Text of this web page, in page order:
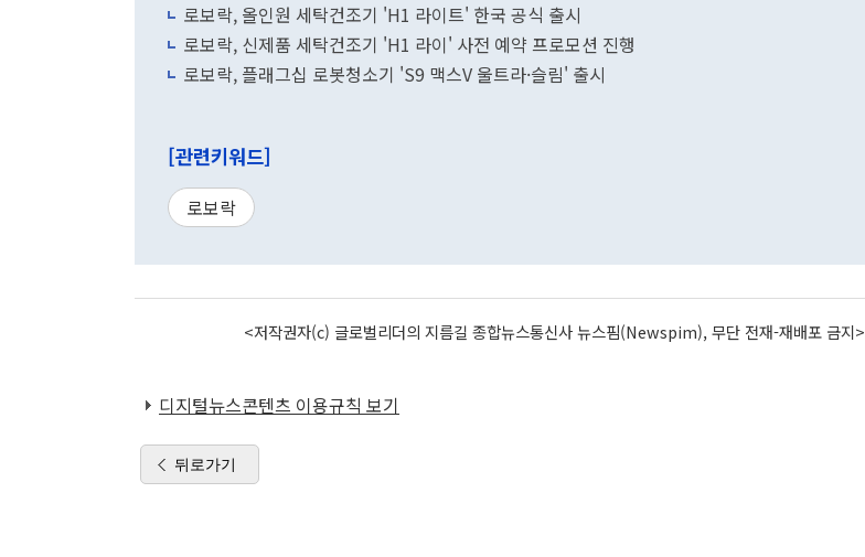
로보락, 올인원 세탁건조기 'H1 라이트' 한국 공식 출시
로보락, 신제품 세탁건조기 'H1 라이' 사전 예약 프로모션 진행
로보락, 플래그십 로봇청소기 'S9 맥스V 울트라·슬림' 출시
[관련키워드]
로보락
<저작권자(c) 글로벌리더의 지름길 종합뉴스통신사 뉴스핌(Newspim), 무단 전재-재배포 금지>
디지털뉴스콘텐츠 이용규칙 보기
뒤로가기